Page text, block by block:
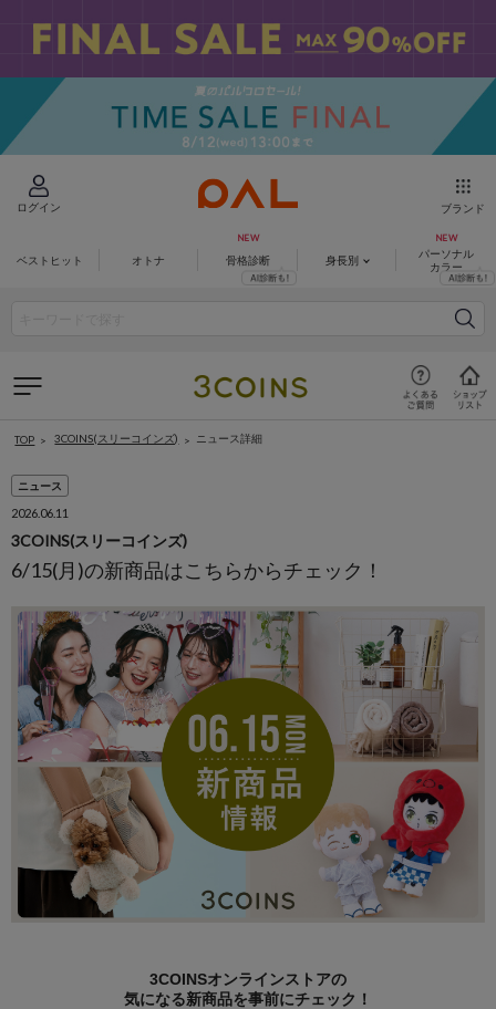
ログイン ブランド
ベストヒット オトナ 骨格診断 身長別
パーソナル
カラー
TOP 3COINS(スリーコインズ) ニュース詳細
ニュース
2026.06.11
3COINS(スリーコインズ)
6/15(月)の新商品はこちらからチェック！
3COINSオンラインストアの
気になる新商品を事前にチェック！